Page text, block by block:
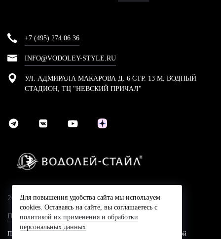
+7 (495) 274 06 36
INFO@VODOLEY-STYLE.RU
УЛ. АДМИРАЛА МАКАРОВА Д. 6 СТР. 13 М. ВОДНЫЙ
СТАДИОН, ТЦ "НЕВСКИЙ ПРИЧАЛ"
2024 © Компания Водолей-Cтайл
Политика конфидециальности
Представленные на сайте цены не являются публичной офертой
Для повышения удобства сайта мы используем
cookies. Оставаясь на сайте, вы соглашаетесь с
политикой их применения и обработки
персональных данных